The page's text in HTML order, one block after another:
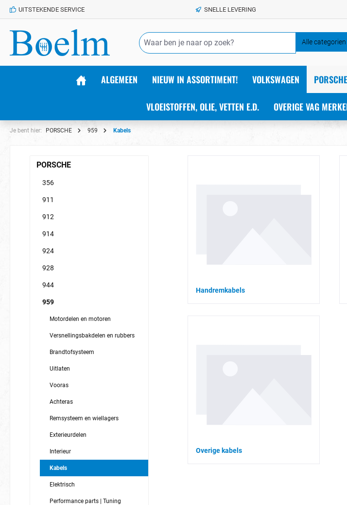
hoofdinhoud
UITSTEKENDE SERVICE SNELLE LEVERING
Alle categorien
ALGEMEEN NIEUW IN ASSORTIMENT! VOLKSWAGEN PORSCHE
VLOEISTOFFEN, OLIE, VETTEN E.D. OVERIGE VAG
Je bent hier: PORSCHE 959 Kabels
PORSCHE
356
911
912
914
924
928
944
959
Motordelen en motoren
Versnellingsbakdelen en rubbers
Brandtofsysteem
Uitlaten
Vooras
Achteras
Remsysteem en wiellagers
Exterieurdelen
Interieur
Kabels
Elektrisch
Performance parts | Tuning
Handremkabels
Overige kabels